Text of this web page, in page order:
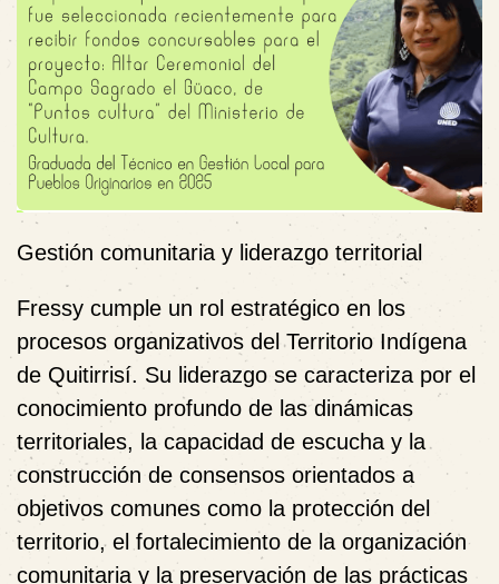
Gestión comunitaria y liderazgo territorial
Fressy cumple un rol estratégico en los
procesos organizativos del Territorio Indígena
de Quitirrisí. Su liderazgo se caracteriza por el
conocimiento profundo de las dinámicas
territoriales, la capacidad de escucha y la
construcción de consensos orientados a
objetivos comunes como la protección del
territorio, el fortalecimiento de la organización
comunitaria y la preservación de las prácticas